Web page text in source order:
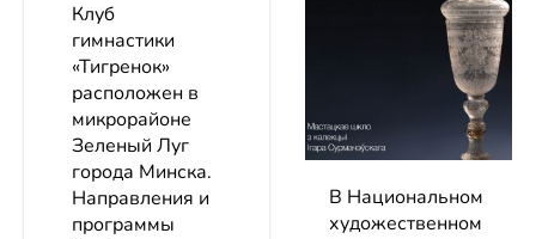
Клуб
гимнастики
«Тигренок»
расположен в
микрорайоне
Зеленый Луг
города Минска.
Направления и
программы
В Национальном
художественном